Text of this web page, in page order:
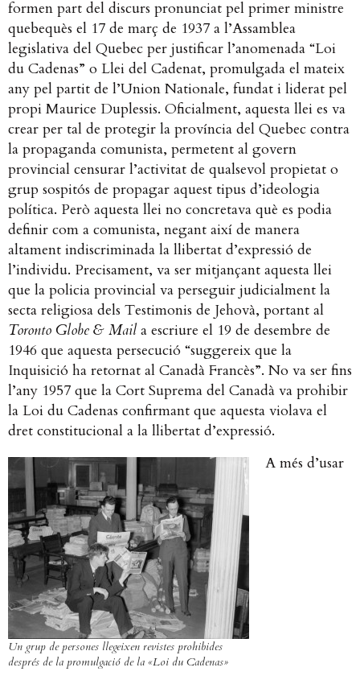
formen part del discurs pronunciat pel primer ministre
quebequès el 17 de març de 1937 a l’Assamblea
legislativa del Quebec per justificar l’anomenada “Loi
du Cadenas” o Llei del Cadenat, promulgada el mateix
any pel partit de l’Union Nationale, fundat i liderat pel
propi Maurice Duplessis. Oficialment, aquesta llei es va
crear per tal de protegir la província del Quebec contra
la propaganda comunista, permetent al govern
provincial censurar l’activitat de qualsevol propietat o
grup sospitós de propagar aquest tipus d’ideologia
política. Però aquesta llei no concretava què es podia
definir com a comunista, negant així de manera
altament indiscriminada la llibertat d’expressió de
l’individu. Precisament, va ser mitjançant aquesta llei
que la policia provincial va perseguir judicialment la
secta religiosa dels Testimonis de Jehovà, portant al
Toronto Globe & Mail a escriure el 19 de desembre de
1946 que aquesta persecució “suggereix que la
Inquisició ha retornat al Canadà Francès”. No va ser fins
l’any 1957 que la Cort Suprema del Canadà va prohibir
la Loi du Cadenas confirmant que aquesta violava el
dret constitucional a la llibertat d’expressió.
Un grup de persones llegeixen revistes prohibides
després de la promulgació de la «Loi du Cadenas»
A més d’usar